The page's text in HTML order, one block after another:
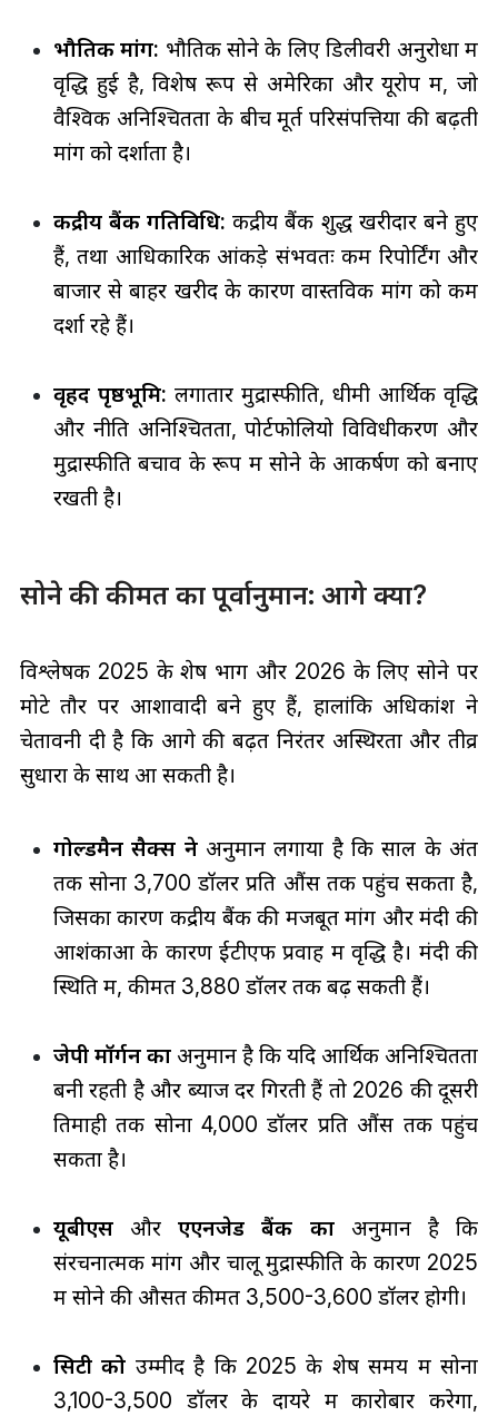
भौतिक मांग: भौतिक सोने के लिए डिलीवरी अनुरोधों में
वृद्धि हुई है, विशेष रूप से अमेरिका और यूरोप में, जो
वैश्विक अनिश्चितता के बीच मूर्त परिसंपत्तियों की बढ़ती
मांग को दर्शाता है।
केंद्रीय बैंक गतिविधि: केंद्रीय बैंक शुद्ध खरीदार बने हुए
हैं, तथा आधिकारिक आंकड़े संभवतः कम रिपोर्टिंग और
बाजार से बाहर खरीद के कारण वास्तविक मांग को कम
दर्शा रहे हैं।
वृहद पृष्ठभूमि: लगातार मुद्रास्फीति, धीमी आर्थिक वृद्धि
और नीति अनिश्चितता, पोर्टफोलियो विविधीकरण और
मुद्रास्फीति बचाव के रूप में सोने के आकर्षण को बनाए
रखती है।
सोने की कीमत का पूर्वानुमान: आगे क्या?
विश्लेषक 2025 के शेष भाग और 2026 के लिए सोने पर
मोटे तौर पर आशावादी बने हुए हैं, हालांकि अधिकांश ने
चेतावनी दी है कि आगे की बढ़त निरंतर अस्थिरता और तीव्र
सुधारों के साथ आ सकती है।
गोल्डमैन सैक्स नेअनुमान लगाया है कि साल के अंत
तक सोना 3,700 डॉलर प्रति औंस तक पहुंच सकता है,
जिसका कारण केंद्रीय बैंक की मजबूत मांग और मंदी की
आशंकाओं के कारण ईटीएफ प्रवाह में वृद्धि है। मंदी की
स्थिति में, कीमतें 3,880 डॉलर तक बढ़ सकती हैं।
जेपी मॉर्गन काअनुमान है कि यदि आर्थिक अनिश्चितता
बनी रहती है और ब्याज दरें गिरती हैं तो 2026 की दूसरी
तिमाही तक सोना 4,000 डॉलर प्रति औंस तक पहुंच
सकता है।
यूबीएसऔरएएनजेड बैंक काअनुमान है कि
संरचनात्मक मांग और चालू मुद्रास्फीति के कारण 2025
में सोने की औसत कीमत 3,500-3,600 डॉलर होगी।
सिटी को उम्मीद है कि 2025 के शेष समय में सोना
3,100-3,500 डॉलर के दायरे में कारोबार करेगा,